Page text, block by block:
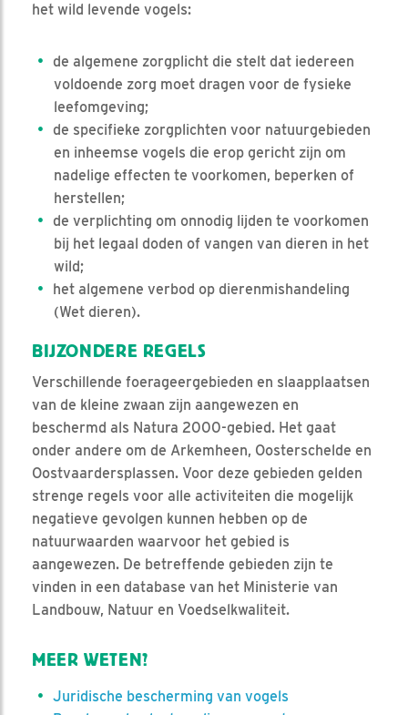
het wild levende vogels:
de algemene zorgplicht die stelt dat iedereen
voldoende zorg moet dragen voor de fysieke
leefomgeving;
de specifieke zorgplichten voor natuurgebieden
en inheemse vogels die erop gericht zijn om
nadelige effecten te voorkomen, beperken of
herstellen;
de verplichting om onnodig lijden te voorkomen
bij het legaal doden of vangen van dieren in het
wild;
het algemene verbod op dierenmishandeling
(Wet dieren).
BIJZONDERE REGELS
Verschillende foerageergebieden en slaapplaatsen
van de kleine zwaan zijn aangewezen en
beschermd als Natura 2000-gebied. Het gaat
onder andere om de Arkemheen, Oosterschelde en
Oostvaardersplassen. Voor deze gebieden gelden
strenge regels voor alle activiteiten die mogelijk
negatieve gevolgen kunnen hebben op de
natuurwaarden waarvoor het gebied is
aangewezen. De betreffende gebieden zijn te
vinden in een database van het Ministerie van
Landbouw, Natuur en Voedselkwaliteit.
MEER WETEN?
Juridische bescherming van vogels